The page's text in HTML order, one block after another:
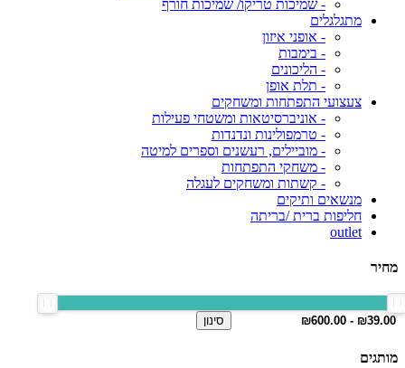
- שמיכות טריקו/ שמיכות חורף
מתגלגלים
- אופני איזון
- בימבות
- הליכונים
- תלת אופן
צעצועי התפתחות ומשחקים
- אוניברסיטאות ומשטחי פעילות
- טרמפולינות ונדנדות
- מוביילים, רעשנים וספרים למיטה
- משחקי התפתחות
- קשתות ומשחקים לעגלה
מנשאים ותיקים
חליפות ברית /בריתה
outlet
מחיר
סינון
מותגים